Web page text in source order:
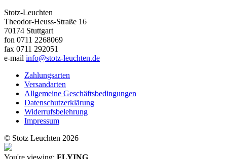
Stotz-Leuchten
Theodor-Heuss-Straße 16
70174 Stuttgart
fon 0711 2268069
fax 0711 292051
e-mail info@stotz-leuchten.de
Zahlungsarten
Versandarten
Allgemeine Geschäftsbedingungen
Datenschutzerklärung
Widerrufsbelehrung
Impressum
© Stotz Leuchten 2026
You're viewing: FLYING